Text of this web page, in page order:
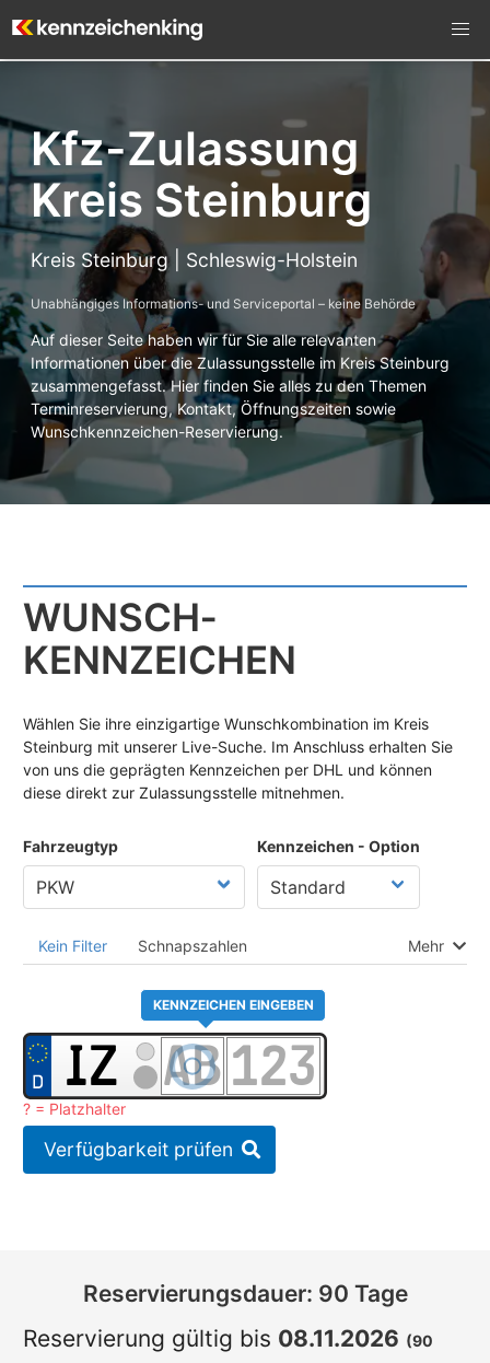
Kfz-Zulassung
Kreis Steinburg
Kreis Steinburg | Schleswig-Holstein
Unabhängiges Informations- und Serviceportal – keine Behörde
Auf dieser Seite haben wir für Sie alle relevanten
Informationen über die Zulassungsstelle im Kreis Steinburg
zusammengefasst. Hier finden Sie alles zu den Themen
Terminreservierung, Kontakt, Öffnungszeiten sowie
Wunschkennzeichen-Reservierung.
WUNSCH­
KENNZEICHEN
Wählen Sie ihre einzigartige Wunschkombination im Kreis
Steinburg mit unserer Live-Suche. Im Anschluss erhalten Sie
von uns die geprägten Kennzeichen per DHL und können
diese direkt zur Zulassungsstelle mitnehmen.
Fahrzeugtyp Kennzeichen - Option
Kein Filter Schnapszahlen Mehr
KENNZEICHEN EINGEBEN
? = Platzhalter
Verfügbarkeit prüfen
Reservierungsdauer: 90 Tage
Reservierung gültig bis 08.11.2026 (90